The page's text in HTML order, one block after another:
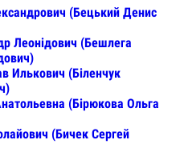
(Бецький Денис
Леонідович (Бешлега
Илькович (Біленчук
(Бірюкова Ольга
(Бичек Сергей